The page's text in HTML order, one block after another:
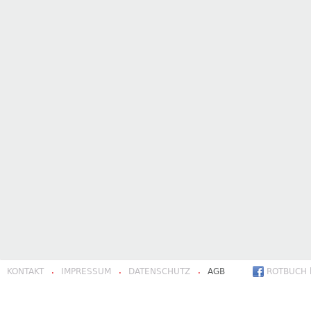
KONTAKT · IMPRESSUM · DATENSCHUTZ · AGB